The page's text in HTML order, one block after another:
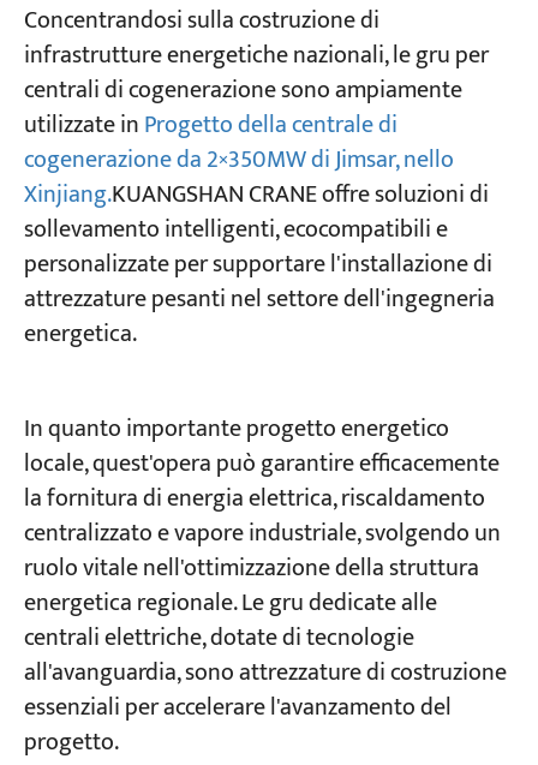
Progetti
Blog
Applicazioni
Chi siamo
Concentrandosi sulla costruzione di
infrastrutture energetiche nazionali, le gru per
centrali di cogenerazione sono ampiamente
utilizzate inProgetto della centrale di
cogenerazione da 2×350MW di Jimsar, nello
Xinjiang.KUANGSHAN CRANE offre soluzioni di
sollevamento intelligenti, ecocompatibili e
personalizzate per supportare l'installazione di
attrezzature pesanti nel settore dell'ingegneria
energetica.
In quanto importante progetto energetico
locale, quest'opera può garantire efficacemente
la fornitura di energia elettrica, riscaldamento
centralizzato e vapore industriale, svolgendo un
ruolo vitale nell'ottimizzazione della struttura
energetica regionale. Le gru dedicate alle
centrali elettriche, dotate di tecnologie
all'avanguardia, sono attrezzature di costruzione
essenziali per accelerare l'avanzamento del
progetto.